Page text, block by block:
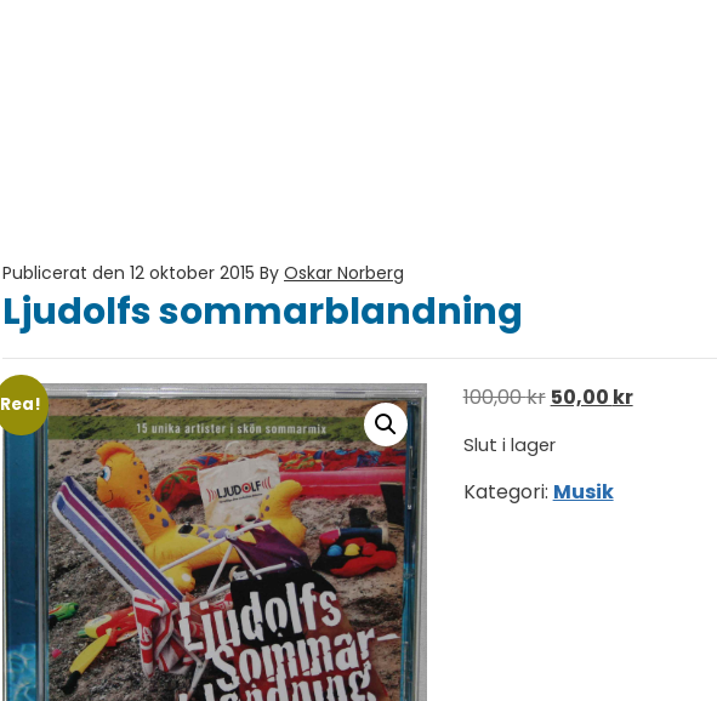
Publicerat den 12 oktober 2015 By Oskar Norberg
Ljudolfs sommarblandning
Rea! 100,00kr Det ursprungliga
50,00 krDet
Slut i lager
Kategori: Musik